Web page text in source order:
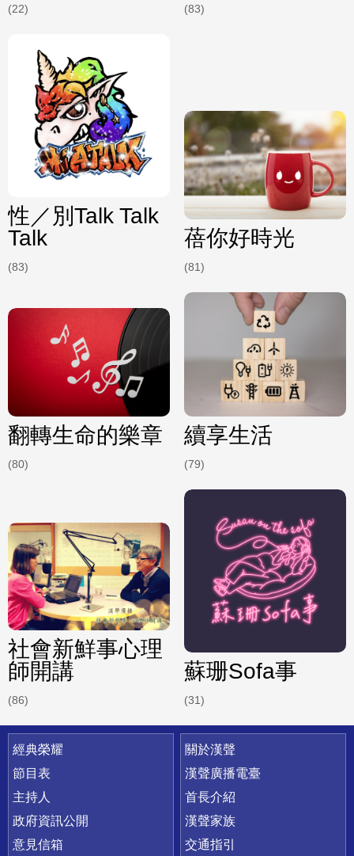
(22) (83)
性／別Talk Talk
Talk
(83)
蓓你好時光
(81)
翻轉生命的樂章
(80)
續享生活
(79)
社會新鮮事心理
師開講
(86)
蘇珊Sofa事
(31)
快速連結
經典榮耀
節目表
主持人
政府資訊公開
意見信箱
關於漢聲
漢聲廣播電臺
首長介紹
漢聲家族
交通指引